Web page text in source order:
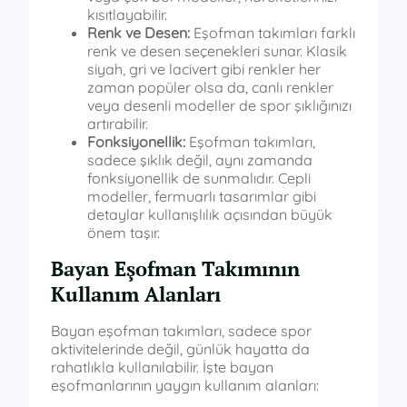
kısıtlayabilir.
Renk ve Desen: Eşofman takımları farklı
renk ve desen seçenekleri sunar. Klasik
siyah, gri ve lacivert gibi renkler her
zaman popüler olsa da, canlı renkler
veya desenli modeller de spor şıklığınızı
artırabilir.
Fonksiyonellik: Eşofman takımları,
sadece şıklık değil, aynı zamanda
fonksiyonellik de sunmalıdır. Cepli
modeller, fermuarlı tasarımlar gibi
detaylar kullanışlılık açısından büyük
önem taşır.
Bayan Eşofman Takımının
Kullanım Alanları
Bayan eşofman takımları, sadece spor
aktivitelerinde değil, günlük hayatta da
rahatlıkla kullanılabilir. İşte bayan
eşofmanlarının yaygın kullanım alanları: